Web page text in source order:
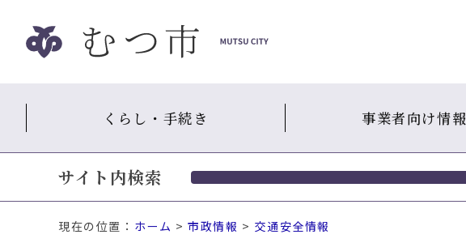
ッ
くらし・手続き 事業者向け情報
サイト内検索
現在の位置： ホーム >市政情報 > 交通安全情報